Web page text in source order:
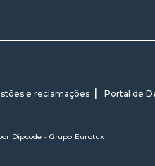
e reclamações Portal de
Dipcode - Grupo Eurotux